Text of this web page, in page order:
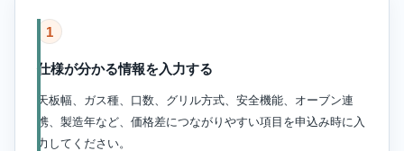
1
仕様が分かる情報を入力する
天板幅、ガス種、口数、グリル方式、安全機能、オーブン連
携、製造年など、価格差につながりやすい項目を申込み時に入
力してください。